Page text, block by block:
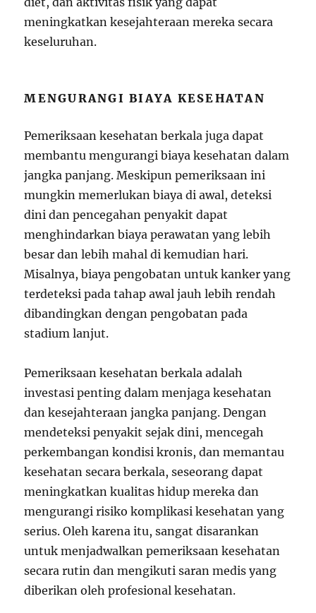
meningkatkan kesejahteraan mereka secara
keseluruhan.
MENGURANGI BIAYA KESEHATAN
Pemeriksaan kesehatan berkala juga dapat
membantu mengurangi biaya kesehatan dalam
jangka panjang. Meskipun pemeriksaan ini
mungkin memerlukan biaya di awal, deteksi
dini dan pencegahan penyakit dapat
menghindarkan biaya perawatan yang lebih
besar dan lebih mahal di kemudian hari.
Misalnya, biaya pengobatan untuk kanker yang
terdeteksi pada tahap awal jauh lebih rendah
dibandingkan dengan pengobatan pada
stadium lanjut.
Pemeriksaan kesehatan berkala adalah
investasi penting dalam menjaga kesehatan
dan kesejahteraan jangka panjang. Dengan
mendeteksi penyakit sejak dini, mencegah
perkembangan kondisi kronis, dan memantau
kesehatan secara berkala, seseorang dapat
meningkatkan kualitas hidup mereka dan
mengurangi risiko komplikasi kesehatan yang
serius. Oleh karena itu, sangat disarankan
untuk menjadwalkan pemeriksaan kesehatan
secara rutin dan mengikuti saran medis yang
diberikan oleh profesional kesehatan.